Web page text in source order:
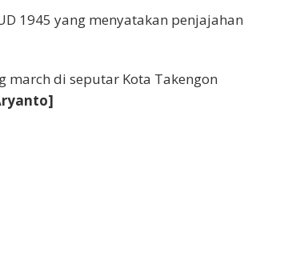
1945 yang menyatakan penjajahan
march di seputar Kota Takengon